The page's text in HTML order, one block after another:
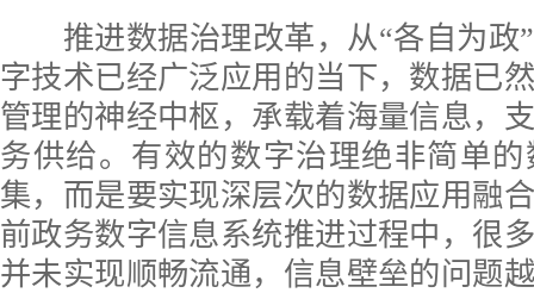
推进数据治理改革，从“各自为政”
字技术已经广泛应用的当下，数据已
管理的神经中枢，承载着海量信息，
务供给。有效的数字治理绝非简单
集，而是要实现深层次的数据应用融
前政务数字信息系统推进过程中，很
并未实现顺畅流通，信息壁垒的问题